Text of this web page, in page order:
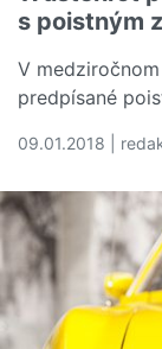
s poistným
V
predpísané
09.01.2018 |